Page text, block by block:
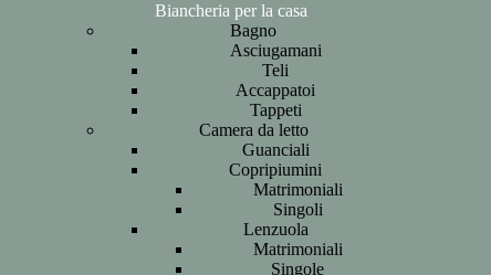
Biancheria per la casa
Bagno
Asciugamani
Teli
Accappatoi
Tappeti
Camera da letto
Guanciali
Copripiumini
Matrimoniali
Singoli
Lenzuola
Matrimoniali
Singole